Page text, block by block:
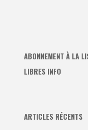
ABONNEMENT À LA
LIBRES INFO
ARTICLES RÉCENTS